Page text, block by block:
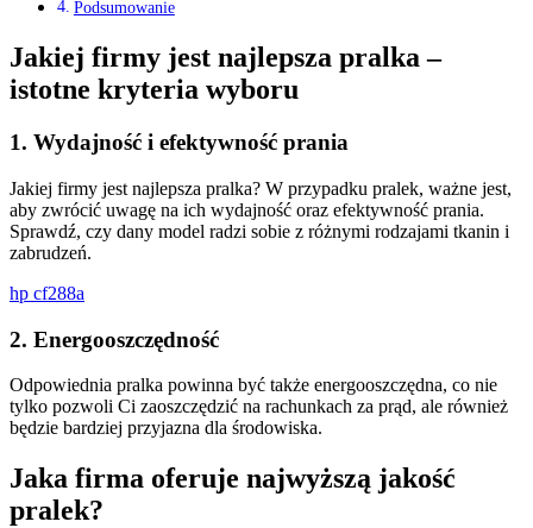
Podsumowanie
Jakiej firmy jest najlepsza pralka –
istotne kryteria wyboru
1. Wydajność i efektywność prania
Jakiej firmy jest najlepsza pralka? W przypadku pralek, ważne jest,
aby zwrócić uwagę na ich wydajność oraz efektywność prania.
Sprawdź, czy dany model radzi sobie z różnymi rodzajami tkanin i
zabrudzeń.
hp cf288a
2. Energooszczędność
Odpowiednia pralka powinna być także energooszczędna, co nie
tylko pozwoli Ci zaoszczędzić na rachunkach za prąd, ale również
będzie bardziej przyjazna dla środowiska.
Jaka firma oferuje najwyższą jakość
pralek?